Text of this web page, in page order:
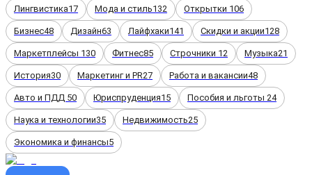
Лингвистика17 Мода и стиль132 Открытки 106
Бизнес48 Дизайн63 Лайфхаки141 Скидки и акции128
Маркетплейсы 130 Фитнес85 Строчники 12 Музыка21
История30 Маркетинг и PR27 Работа и вакансии48
Авто и ПДД 50 Юриспруденция15 Пособия и льготы 24
Наука и технологии35 Недвижимость25
Экономика и финансы5